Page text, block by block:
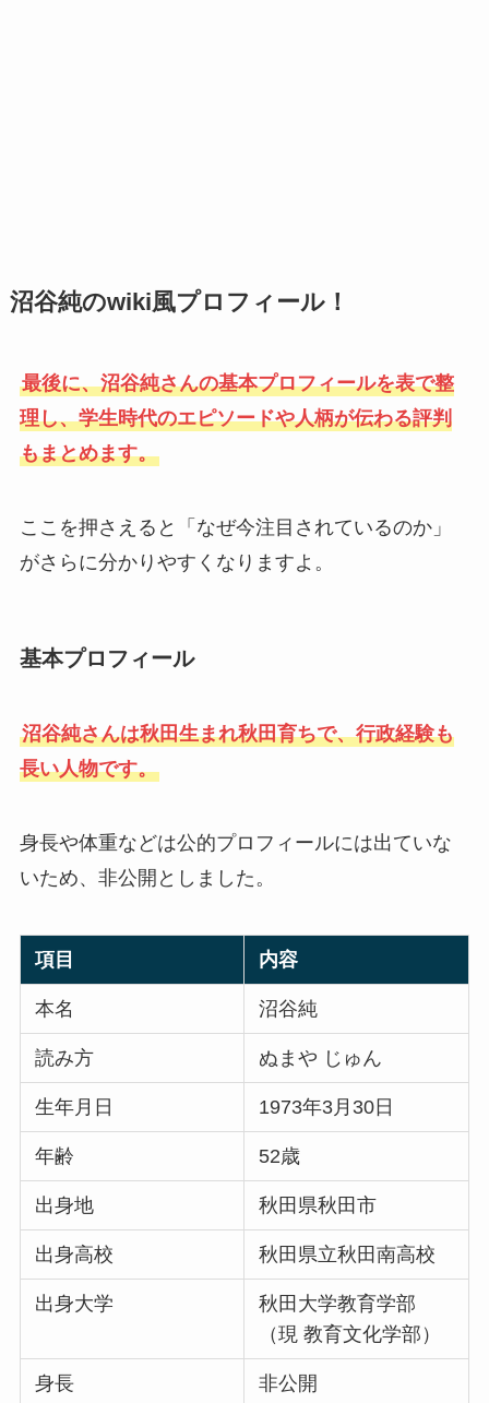
沼谷純のwiki風プロフィール！
最後に、沼谷純さんの基本プロフィールを表で整
理し、学生時代のエピソードや人柄が伝わる評判
もまとめます。
ここを押さえると「なぜ今注目されているのか」
がさらに分かりやすくなりますよ。
基本プロフィール
沼谷純さんは秋田生まれ秋田育ちで、行政経験も
長い人物です。
身長や体重などは公的プロフィールには出ていな
いため、非公開としました。
項目 内容
本名 沼谷純
読み方 ぬまや じゅん
生年月日 1973年3月30日
年齢 52歳
出身地 秋田県秋田市
出身高校 秋田県立秋田南高校
出身大学
秋田大学教育学部
（現 教育文化学部）
身長 非公開